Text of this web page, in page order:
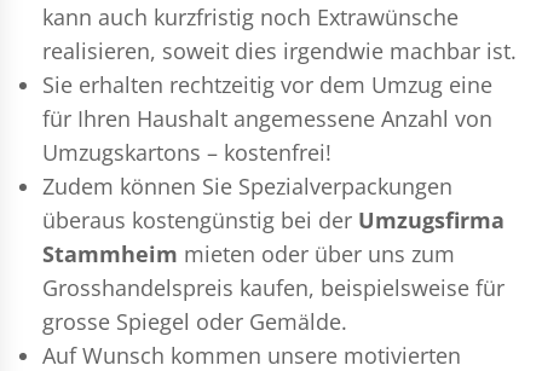
kann auch kurzfristig noch Extrawünsche
realisieren, soweit dies irgendwie machbar ist.
Sie erhalten rechtzeitig vor dem Umzug eine
für Ihren Haushalt angemessene Anzahl von
Umzugskartons – kostenfrei!
Zudem können Sie Spezialverpackungen
überaus kostengünstig bei der Umzugsfirma
Stammheim mieten oder über uns zum
Grosshandelspreis kaufen, beispielsweise für
grosse Spiegel oder Gemälde.
Auf Wunsch kommen unsere motivierten